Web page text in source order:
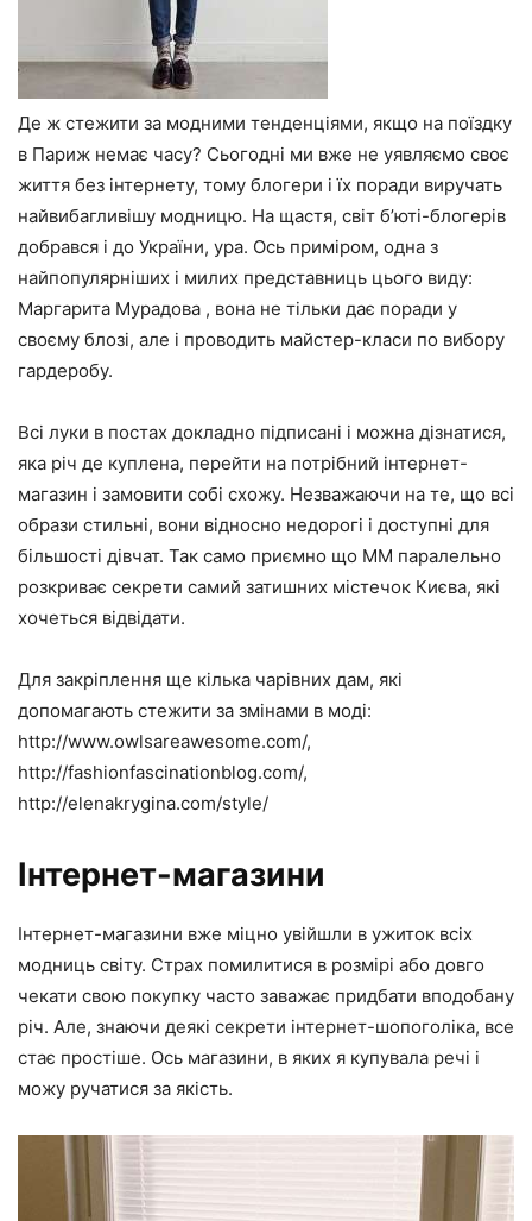
Де ж стежити за модними тенденціями, якщо на поїздку
в Париж немає часу? Сьогодні ми вже не уявляємо своє
життя без інтернету, тому блогери і їх поради виручать
найвибагливішу модницю. На щастя, світ б’юті-блогерів
добрався і до України, ура. Ось приміром, одна з
найпопулярніших і милих представниць цього виду:
Маргарита Мурадова , вона не тільки дає поради у
своєму блозі, але і проводить майстер-класи по вибору
гардеробу.
Всі луки в постах докладно підписані і можна дізнатися,
яка річ де куплена, перейти на потрібний інтернет-
магазин і замовити собі схожу. Незважаючи на те, що всі
образи стильні, вони відносно недорогі і доступні для
більшості дівчат. Так само приємно що ММ паралельно
розкриває секрети самий затишних містечок Києва, які
хочеться відвідати.
Для закріплення ще кілька чарівних дам, які
допомагають стежити за змінами в моді:
http://www.owlsareawesome.com/,
http://fashionfascinationblog.com/,
http://elenakrygina.com/style/
Інтернет-магазини
Інтернет-магазини вже міцно увійшли в ужиток всіх
модниць світу. Страх помилитися в розмірі або довго
чекати свою покупку часто заважає придбати вподобану
річ. Але, знаючи деякі секрети інтернет-шопоголіка, все
стає простіше. Ось магазини, в яких я купувала речі і
можу ручатися за якість.